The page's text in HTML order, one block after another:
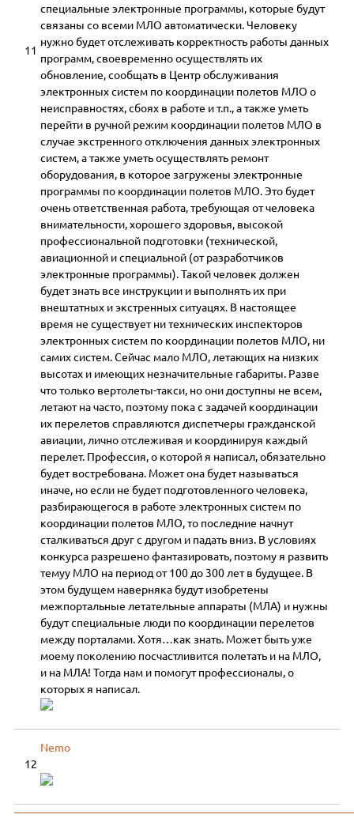
11
специальные электронные программы, которые будут
связаны со всеми МЛО автоматически. Человеку
нужно будет отслеживать корректность работы данных
программ, своевременно осуществлять их
обновление, сообщать в Центр обслуживания
электронных систем по координации полетов МЛО о
неисправностях, сбоях в работе и т.п., а также уметь
перейти в ручной режим координации полетов МЛО в
случае экстренного отключения данных электронных
систем, а также уметь осуществлять ремонт
оборудования, в которое загружены электронные
программы по координации полетов МЛО. Это будет
очень ответственная работа, требующая от человека
внимательности, хорошего здоровья, высокой
профессиональной подготовки (технической,
авиационной и специальной (от разработчиков
электронные программы). Такой человек должен
будет знать все инструкции и выполнять их при
внештатных и экстренных ситуацях. В настоящее
время не существует ни технических инспекторов
электронных систем по координации полетов МЛО, ни
самих систем. Сейчас мало МЛО, летающих на низких
высотах и имеющих незначительные габариты. Разве
что только вертолеты-такси, но они доступны не всем,
летают на часто, поэтому пока с задачей координации
их перелетов справляются диспетчеры гражданской
авиации, лично отслеживая и координируя каждый
перелет. Профессия, о которой я написал, обязательно
будет востребована. Может она будет называться
иначе, но если не будет подготовленного человека,
разбирающегося в работе электронных систем по
координации полетов МЛО, то последние начнут
сталкиваться друг с другом и падать вниз. В условиях
конкурса разрешено фантазировать, поэтому я развить
темуу МЛО на период от 100 до 300 лет в будущее. В
этом будущем наверняка будут изобретены
межпортальные летательные аппараты (МЛА) и нужны
будут специальные люди по координации перелетов
между порталами. Хотя…как знать. Может быть уже
моему поколению посчастливится полетать и на МЛО,
и на МЛА! Тогда нам и помогут профессионалы, о
которых я написал.
12
Nemo